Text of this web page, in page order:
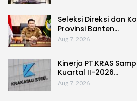
Seleksi Direksi dan
Provinsi Banten…
Aug 7, 2026
Kinerja PT.KRAS
Kuartal II-2026…
Aug 7, 2026